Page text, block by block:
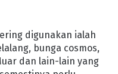
digunakan ialah
bunga cosmos,
dan lain-lain yang